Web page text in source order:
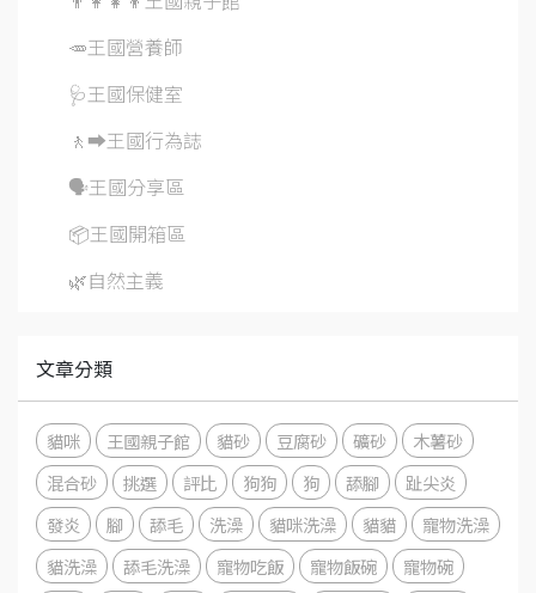
🥕王國營養師
🩺王國保健室
🚶‍➡️王國行為誌
🗣️王國分享區
📦王國開箱區
🌿自然主義
文章分類
貓咪 王國親子館 貓砂 豆腐砂 礦砂
木薯砂
混合砂
挑選 評比 狗狗 狗 舔腳
趾尖炎
發炎
腳 舔毛 洗澡 貓咪洗澡 貓貓
寵物洗澡
貓洗澡
舔毛洗澡 寵物吃飯 寵物飯碗
寵物碗